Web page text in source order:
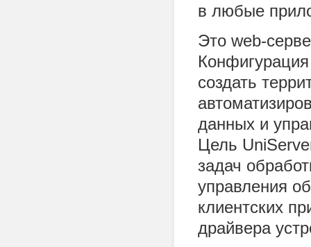
в любые
Это web-
создать
данных и
Цель
задач
управления
клиентских
драйвера